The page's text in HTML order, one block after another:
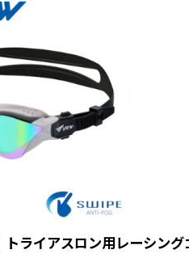
イアスロン用レーシン